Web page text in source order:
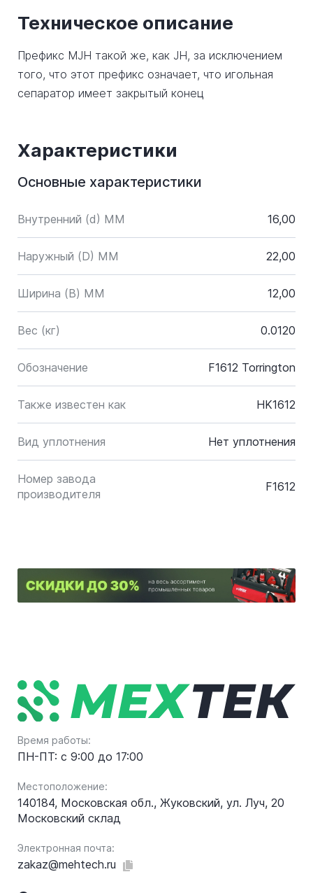
Техническое описание
Префикс MJH такой же, как JH, за исключением
того, что этот префикс означает, что игольная
сепаратор имеет закрытый конец
Характеристики
Основные характеристики
Внутренний (d) ММ 16,00
Наружный (D) ММ 22,00
Ширина (B) MM 12,00
Вес (кг) 0.0120
Обозначение F1612 Torrington
Также известен как HK1612
Вид уплотнения Нет уплотнения
Номер завода
производителя
F1612
Время работы:
ПН-ПТ: с 9:00 до 17:00
Местоположение:
140184, Московская обл., Жуковский, ул. Луч, 20
Московский склад
Электронная почта:
zakaz@mehtech.ru